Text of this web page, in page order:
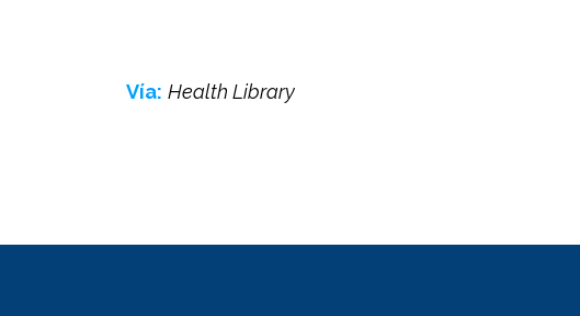
Vía: Health Library